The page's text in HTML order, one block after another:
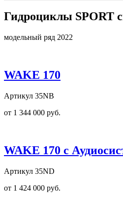
Гидроциклы SPORT
модельный ряд 2022
WAKE 170
Артикул 35NB
от 1 344 000 руб.
WAKE 170 с
Артикул 35ND
от 1 424 000 руб.